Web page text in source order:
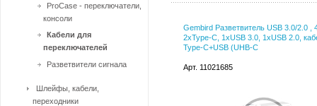
Gembird Разветвитель USB 3.0/2.0 ,
2xType-C, 1xUSB 3.0, 1xUSB 2.0,
Type-C+USB (UHB-C
Арт. 11021685
ProCase - переключатели,
консоли
Кабели для
переключателей
Разветвители сигнала
Шлейфы, кабели,
переходники